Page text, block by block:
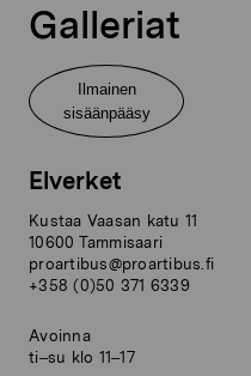
Galleriat
Ilmainen
sisäänpääsy
Elverket
Kustaa Vaasan katu 11
10600 Tammisaari
proartibus@proartibus.fi
+358 (0)50 371 6339
Avoinna
ti–su klo 11–17